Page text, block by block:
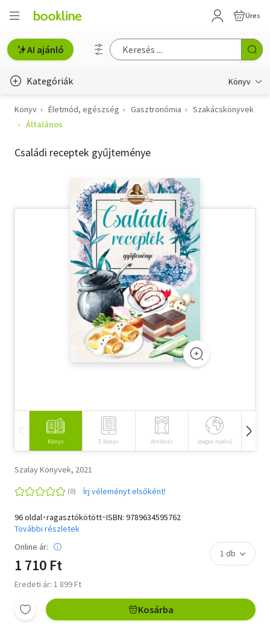
Üres
AI ajánló
Kategóriák Könyv
Életmód, egészség
Gyermek- és ifjúsági
Szótár, nyelvkönyv
Tankönyv, segédkönyv
Társadalomtudomány
Könyv Életmód, egészség Gasztronómia
Szakácskönyvek
Általános
Családi receptek gyűjteménye
Könyv E-könyv Antikvár Idegen nyelvű
Szalay Könyvek, 2021
Írj véleményt elsőként!
96 oldal･ragasztókötött･ISBN: 9789634595762
További részletek
Online ár:
1 710 Ft
Eredeti ár: 1 899 Ft
Kosárba